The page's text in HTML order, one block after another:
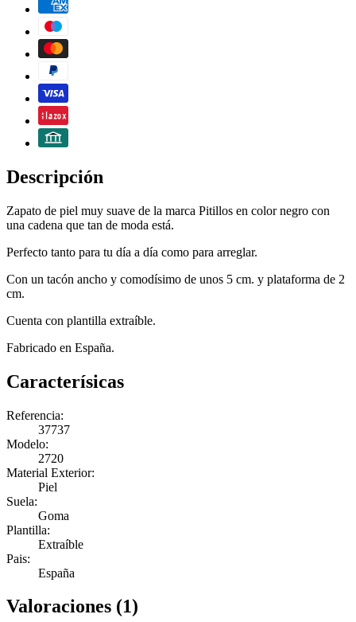
Descripción
Zapato de piel muy suave de la marca Pitillos en color negro con
una cadena que tan de moda está.
Perfecto tanto para tu día a día como para arreglar.
Con un tacón ancho y comodísimo de unos 5 cm. y plataforma de 2
cm.
Cuenta con plantilla extraíble.
Fabricado en España.
Caracterísicas
Referencia:
37737
Modelo:
2720
Material Exterior:
Piel
Suela:
Goma
Plantilla:
Extraíble
Pais:
España
Valoraciones (1)